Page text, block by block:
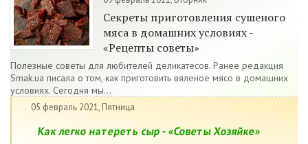
Секреты приготовления сушеного
мяса в домашних условиях -
«Рецепты советы»
Полезные советы для любителей деликатесов. Ранее редакция
Smak.ua писала о том, как приготовить вяленое мясо в домашних
условиях. Сегодня мы...
05 февраль 2021, Пятница
Как легко натереть сыр - «Советы Хозяйке»